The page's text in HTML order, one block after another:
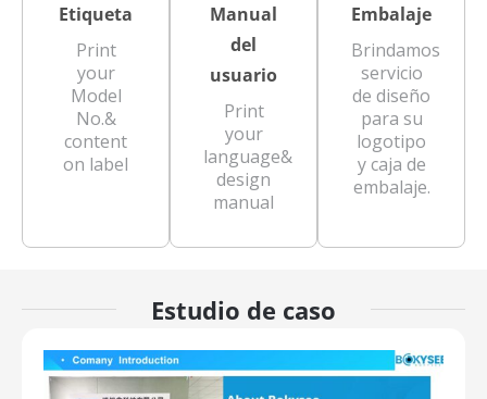
Etiqueta
Print
your
Model
No.&
content
on label
Manual
del
usuario
Print
your
language&
design
manual
Embalaje
Brindamos
servicio
de diseño
para su
logotipo
y caja de
embalaje.
Estudio de caso